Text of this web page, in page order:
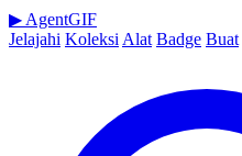
▶ AgentGIF
Jelajahi Koleksi Alat Badge Buat